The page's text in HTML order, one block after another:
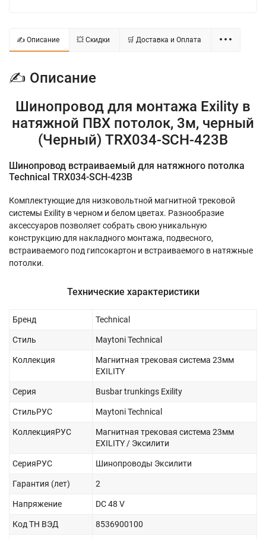
✍ Описание 💥 Скидки 🛒 Доставка и Оплата
✍ Описание
Шинопровод для монтажа Exility в
натяжной ПВХ потолок, 3м, черный
(Черный) TRX034-SCH-423B
Шинопровод встраиваемый для натяжного потолка
Technical TRX034-SCH-423B
Комплектующие для низковольтной магнитной трековой
системы Exility в черном и белом цветах. Разнообразие
аксессуаров позволяет собрать свою уникальную
конструкцию для накладного монтажа, подвесного,
встраиваемого под гипсокартон и встраиваемого в натяжные
потолки.
Технические характеристики
Бренд Technical
Стиль Maytoni Technical
Коллекция
Магнитная трековая система 23мм
EXILITY
Серия Busbar trunkings Exility
СтильРУС Maytoni Technical
КоллекцияРУС
Магнитная трековая система 23мм
EXILITY / Эксилити
СерияРУС Шинопроводы Эксилити
Гарантия (лет) 2
Напряжение DC 48 V
Код ТН ВЭД 8536900100